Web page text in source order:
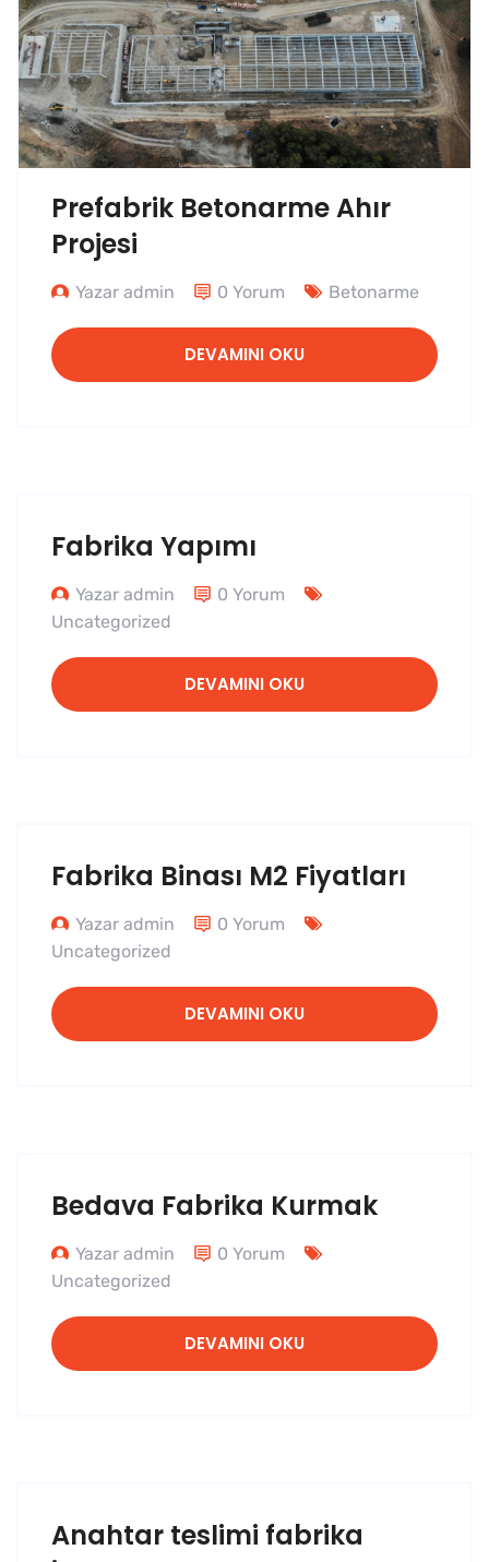
Prefabrik Betonarme Ahır
Projesi
Yazar admin 0 Yorum Betonarme
DEVAMINI OKU
Fabrika Yapımı
Yazar admin
0 Yorum
Uncategorized
DEVAMINI OKU
Fabrika Binası M2 Fiyatları
Yazar admin
0 Yorum
Uncategorized
DEVAMINI OKU
Bedava Fabrika Kurmak
Yazar admin
0 Yorum
Uncategorized
DEVAMINI OKU
Anahtar teslimi fabrika